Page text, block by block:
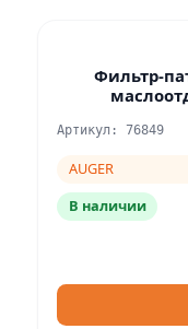
Фильтр-
Артикул: 76849
AUGER
В наличии